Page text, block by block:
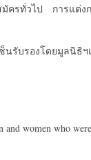
มัครทั่วไป การแต่ง
นรับรองโดยมูลนิธิ
women who